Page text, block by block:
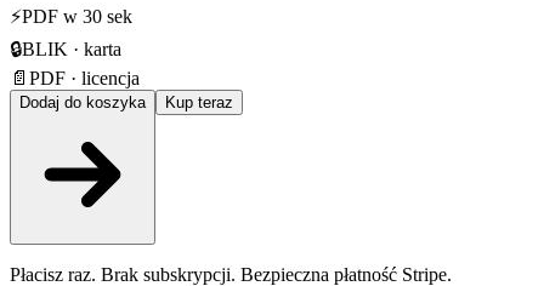
⚡PDF w 30 sek
🔒BLIK · karta
📄 PDF · licencja
Dodaj do koszyka Kup teraz
Płacisz raz. Brak subskrypcji. Bezpieczna płatność Stripe.